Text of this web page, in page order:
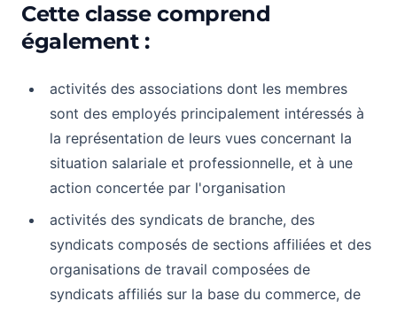
Cette classe comprend
également :
activités des associations dont les membres
sont des employés principalement intéressés à
la représentation de leurs vues concernant la
situation salariale et professionnelle, et à une
action concertée par l'organisation
activités des syndicats de branche, des
syndicats composés de sections affiliées et des
organisations de travail composées de
syndicats affiliés sur la base du commerce, de